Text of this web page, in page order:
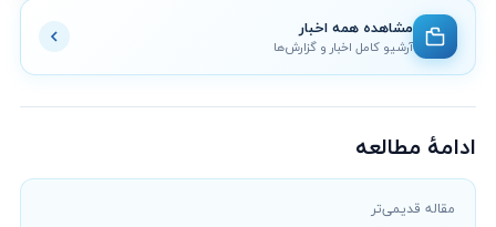
مشاهده همه اخبار
آرشیو کامل اخبار و گزارش‌ها
ادامهٔ مطالعه
مقاله قدیمی‌تر